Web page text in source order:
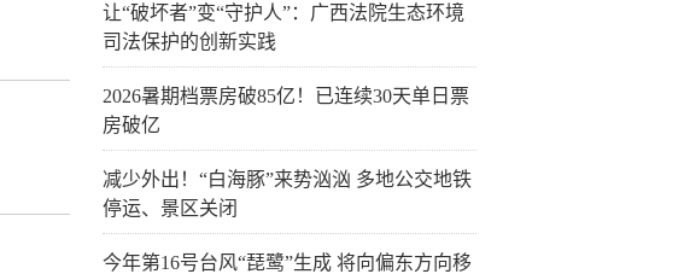
让“破坏者”变“守护人”：广西法院生态环境
司法保护的创新实践
2026暑期档票房破85亿！已连续30天单日票
房破亿
减少外出！“白海豚”来势汹汹 多地公交地铁
停运、景区关闭
今年第16号台风“琵鹭”生成 将向偏东方向移